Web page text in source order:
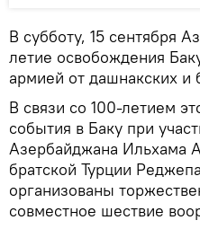
В субботу, 15 сентября
летие освобождения
армией от дашнакских и
В связи со 100-летием
события в Баку при
Азербайджана Ильхама
братской Турции
организованы
совместное шествие